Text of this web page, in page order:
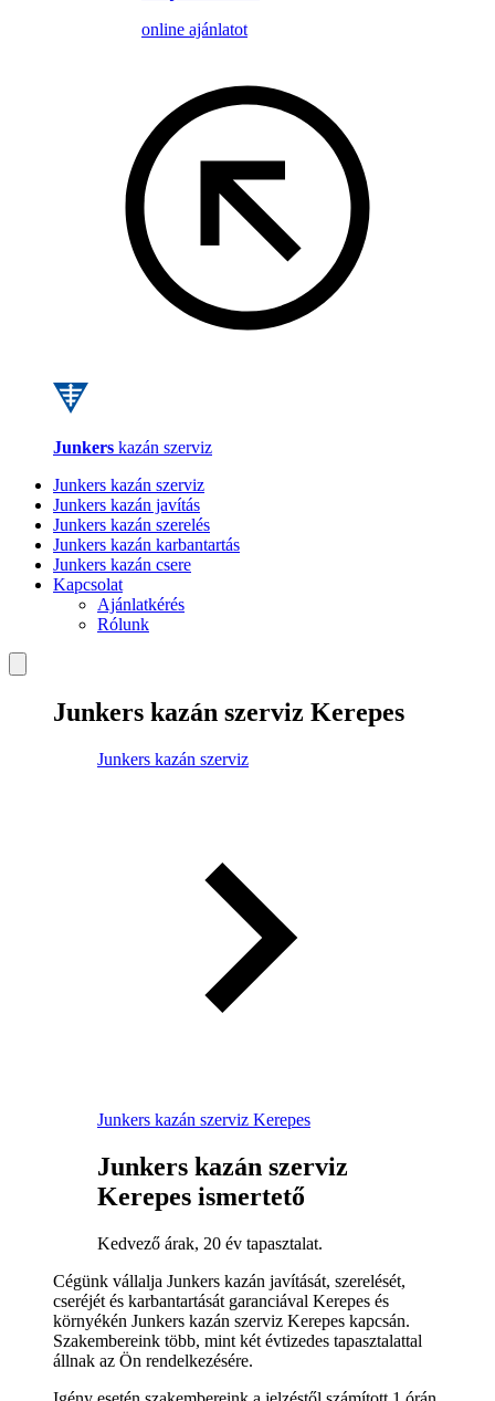
online ajánlatot
Junkers kazán szerviz
Junkers kazán szerviz
Junkers kazán javítás
Junkers kazán szerelés
Junkers kazán karbantartás
Junkers kazán csere
Kapcsolat
Ajánlatkérés
Rólunk
Junkers kazán szerviz Kerepes
Junkers kazán szerviz
Junkers kazán szerviz Kerepes
Junkers kazán szerviz
Kerepes ismertető
Kedvező árak, 20 év tapasztalat.
Cégünk vállalja Junkers kazán javítását, szerelését,
cseréjét és karbantartását garanciával Kerepes és
környékén Junkers kazán szerviz Kerepes kapcsán.
Szakembereink több, mint két évtizedes tapasztalattal
állnak az Ön rendelkezésére.